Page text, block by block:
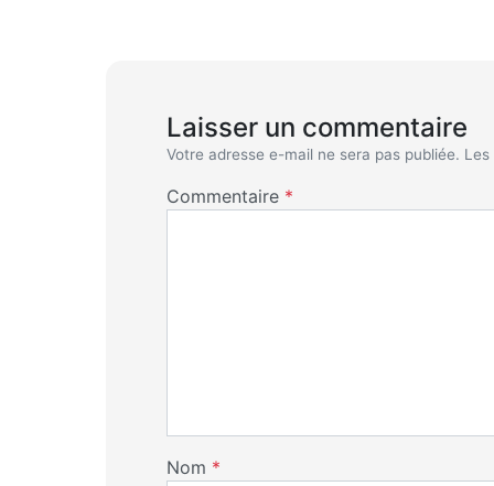
Laisser un commentaire
Votre adresse e-mail ne sera pas publiée.
Commentaire *
Nom *